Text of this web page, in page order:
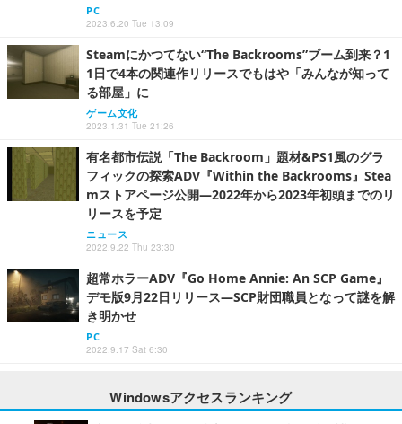
PC
2023.6.20 Tue 13:09
Steamにかつてない“The Backrooms”ブーム到来？1
1日で4本の関連作リリースでもはや「みんなが知って
る部屋」に
ゲーム文化
2023.1.31 Tue 21:26
有名都市伝説「The Backroom」題材&PS1風のグラ
フィックの探索ADV『Within the Backrooms』Stea
mストアページ公開―2022年から2023年初頭までのリ
リースを予定
ニュース
2022.9.22 Thu 23:30
超常ホラーADV『Go Home Annie: An SCP Game』
デモ版9月22日リリース―SCP財団職員となって謎を解
き明かせ
PC
2022.9.17 Sat 6:30
Windowsアクセスランキング